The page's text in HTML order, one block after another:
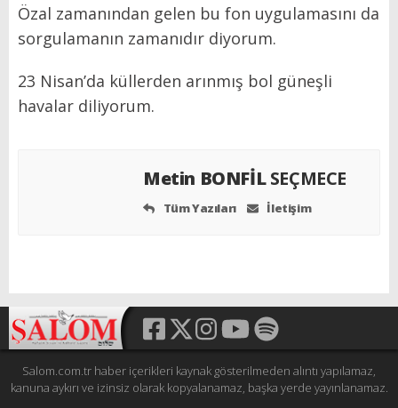
Özal zamanından gelen bu fon uygulamasını da
sorgulamanın zamanıdır diyorum.
23 Nisan’da küllerden arınmış bol güneşli
havalar diliyorum.
Metin BONFİLSEÇMECE
Tüm Yazıları İletişim
Salom.com.tr haber içerikleri kaynak gösterilmeden alıntı yapılamaz,
kanuna aykırı ve izinsiz olarak kopyalanamaz, başka yerde yayınlanamaz.